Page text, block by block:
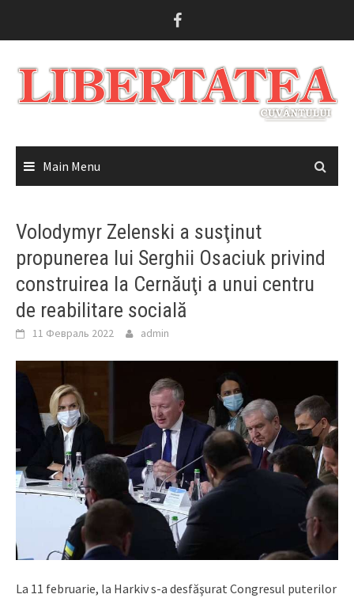
Main Menu
Volodymyr Zelenski a susţinut
propunerea lui Serghii Osaciuk privind
construirea la Cernăuţi a unui centru
de reabilitare socială
11 Февраль 2022 admin
La 11 februarie, la Harkiv s-a desfăşurat Congresul puterilor